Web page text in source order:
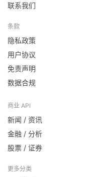
联系我们
条款
隐私政策
用户协议
免责声明
数据合规
商业 API
新闻 / 资讯
金融 / 分析
股票 / 证券
更多分类